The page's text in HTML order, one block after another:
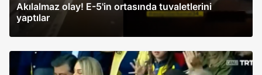
Akılalmaz olay! E-5'in ortasında tuvaletlerini
yaptılar